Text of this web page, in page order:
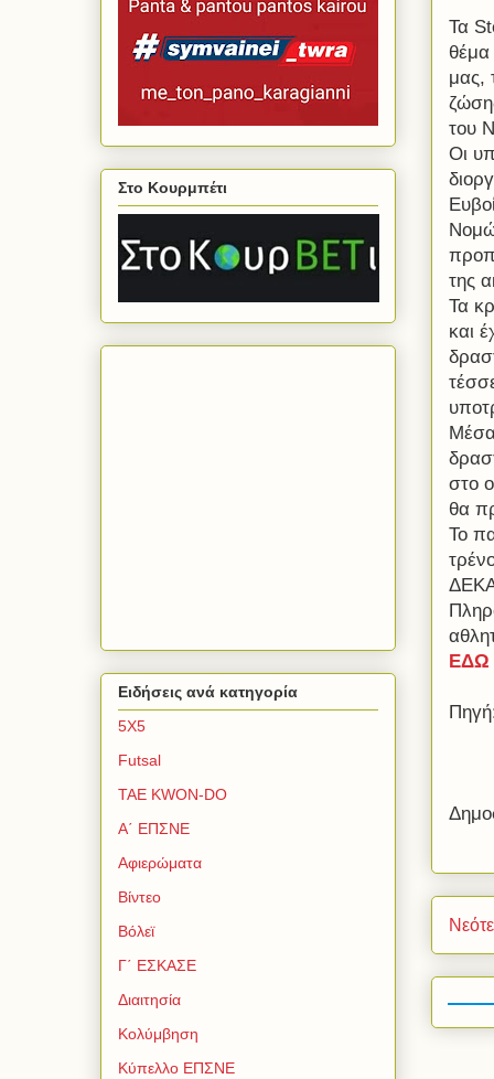
Τα
θέμα
μας,
του
Οι
της
Τα
και
στο
θα
Το
ΕΔΩ
Στο Κουρμπέτι
Ειδήσεις ανά κατηγορία
5Χ5
Futsal
TAE KWON-DO
Α΄ ΕΠΣΝΕ
Αφιερώματα
Βίντεο
Βόλεϊ
Γ΄ ΕΣΚΑΣΕ
Διαιτησία
Κολύμβηση
Κύπελλο ΕΠΣΝΕ